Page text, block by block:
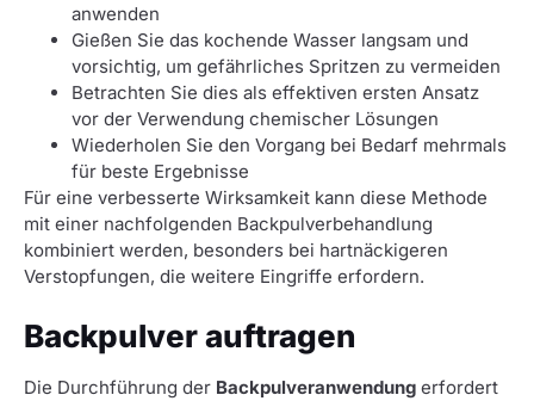
anwenden
Gießen Sie das kochende Wasser langsam und
vorsichtig, um gefährliches Spritzen zu vermeiden
Betrachten Sie dies als effektiven ersten Ansatz
vor der Verwendung chemischer Lösungen
Wiederholen Sie den Vorgang bei Bedarf mehrmals
für beste Ergebnisse
Für eine verbesserte Wirksamkeit kann diese Methode
mit einer nachfolgenden Backpulverbehandlung
kombiniert werden, besonders bei hartnäckigeren
Verstopfungen, die weitere Eingriffe erfordern.
Backpulver auftragen
Die Durchführung der Backpulveranwendung erfordert